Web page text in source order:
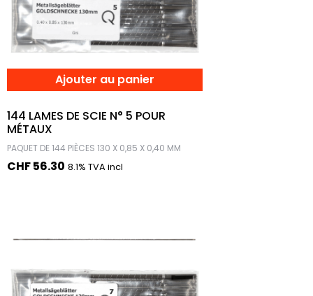
Ajouter au panier
144 LAMES DE SCIE N° 5 POUR
MÉTAUX
PAQUET DE 144 PIÈCES 130 X 0,85 X 0,40 MM
CHF56.30 8.1% TVA incl